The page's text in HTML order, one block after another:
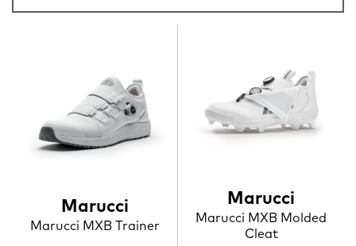
Marucci
Marucci MXB Trainer
Marucci
Marucci MXB Molded
Cleat